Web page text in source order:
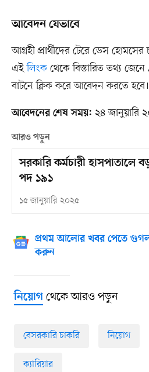
আবেদন যেভাবে
আগ্রহী প্রার্থীদের টেরে ডেস হোমসের
এইলিংকথেকে বিস্তারিত তথ্য
বাটনে ক্লিক করে আবেদন করতে হবে।
আবেদনের শেষ সময়: ২৪ জানুয়ারি
আরও পড়ুন
সরকারি কর্মচারী হাসপাতালে
পদ ১৯১
১৫ জানুয়ারি ২০২৫
প্রথম আলোর খবর পেতে
করুন
নিয়োগথেকে আরও পড়ুন
বেসরকারি চাকরি নিয়োগ
ক্যারিয়ার